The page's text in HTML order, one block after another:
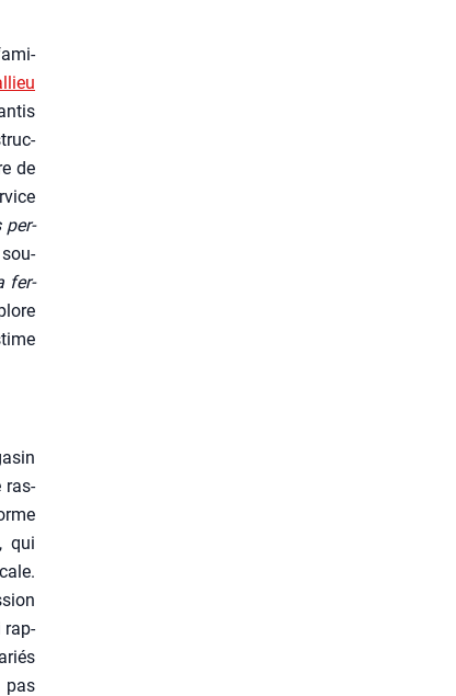
de
per­
sou­
fer­
ras­
qui
rap­
pas